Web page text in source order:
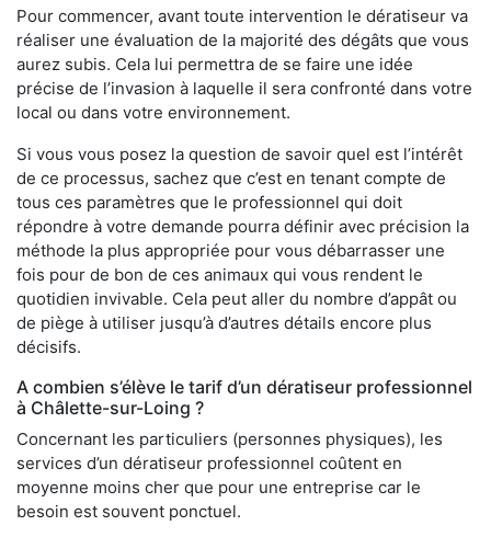
Pour commencer, avant toute intervention le dératiseur va
réaliser une évaluation de la majorité des dégâts que vous
aurez subis. Cela lui permettra de se faire une idée
précise de l’invasion à laquelle il sera confronté dans votre
local ou dans votre environnement.
Si vous vous posez la question de savoir quel est l’intérêt
de ce processus, sachez que c’est en tenant compte de
tous ces paramètres que le professionnel qui doit
répondre à votre demande pourra définir avec précision la
méthode la plus appropriée pour vous débarrasser une
fois pour de bon de ces animaux qui vous rendent le
quotidien invivable. Cela peut aller du nombre d’appât ou
de piège à utiliser jusqu’à d’autres détails encore plus
décisifs.
A combien s’élève le tarif d’un dératiseur professionnel
à Châlette-sur-Loing ?
Concernant les particuliers (personnes physiques), les
services d’un dératiseur professionnel coûtent en
moyenne moins cher que pour une entreprise car le
besoin est souvent ponctuel.